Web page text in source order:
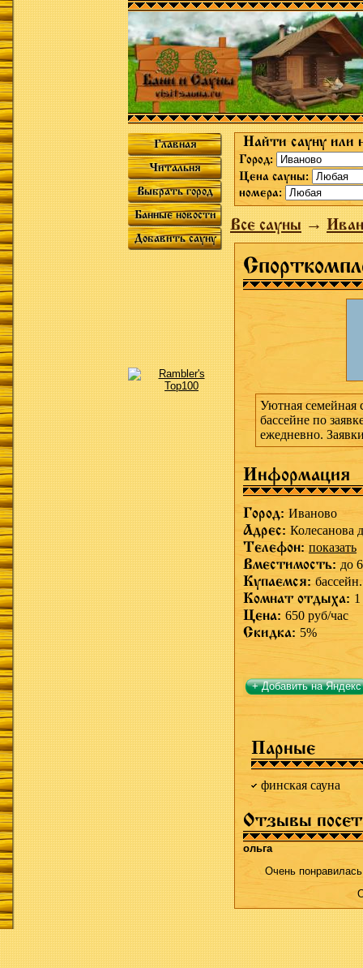
Главная
Читальня
Выбрать город
Банные новости
Добавить сауну
Найти сауну или
Город:
Цена сауны:
номера:
Все сауны→
Уютная семейная
бассейне по
ежедневно.
Информация
Город: Иваново
Адрес: Колесанова
Телефон: показать
Вместимость: до
Купаемся: бассейн.
Комнат отдыха: 1
Цена: 650 руб/час
Скидка: 5%
+ Добавить на Яндекс
Парные
финская сауна
Отзывы
ольга
Очень